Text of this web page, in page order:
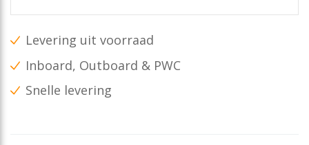
Levering uit voorraad
Inboard, Outboard & PWC
Snelle levering